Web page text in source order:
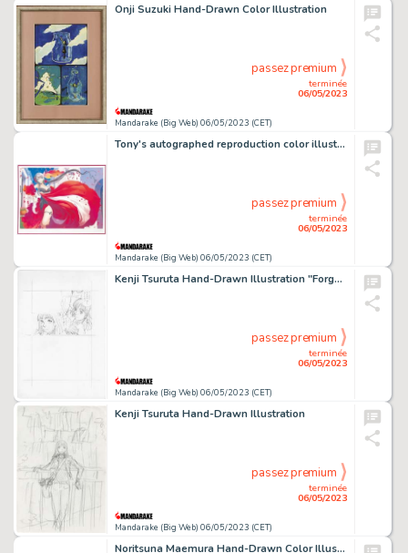
Onji Suzuki Hand-Drawn Color Illustration
Mandarake (Big Web) 06/05/2023 (CET)
terminée
06/05/2023
passez premium
Tony's autographed reproduction color illustration "Red of Andalusia"
Mandarake (Big Web) 06/05/2023 (CET)
terminée
06/05/2023
passez premium
Kenji Tsuruta Hand-Drawn Illustration "Forget-me-not" Mariel Imari
Mandarake (Big Web) 06/05/2023 (CET)
terminée
06/05/2023
passez premium
Kenji Tsuruta Hand-Drawn Illustration
Mandarake (Big Web) 06/05/2023 (CET)
terminée
06/05/2023
passez premium
Noritsuna Maemura Hand-Drawn Color Illustration "Ultraman 80"